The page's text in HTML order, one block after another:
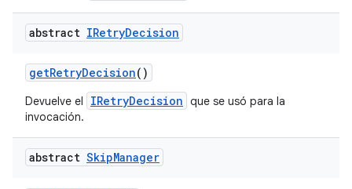
abstract IRetryDecision
getRetryDecision()
Devuelve el IRetryDecision que se usó para la
invocación.
abstract SkipManager